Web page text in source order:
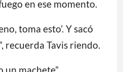
le advirtió que si Tavis
un arma para
que no podía